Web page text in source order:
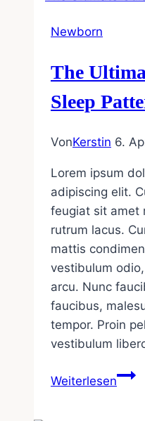
Newborn
The
Sleep
VonKerstin 6.
Lorem ipsum
adipiscing elit.
feugiat sit amet
rutrum lacus.
mattis
vestibulum
arcu. Nunc
faucibus,
tempor. Proin
vestibulum
WeiterlesenThe